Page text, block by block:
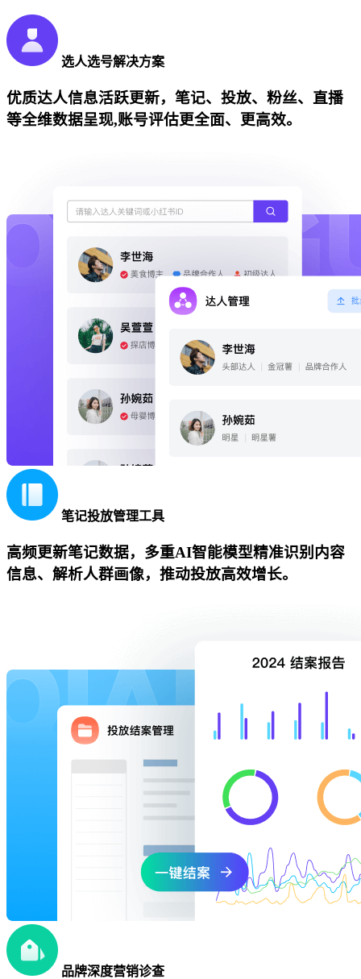
选人选号解决方案
优质达人信息活跃更新，笔记、投放、粉丝、直播
等全维数据呈现,账号评估更全面、更高效。
笔记投放管理工具
高频更新笔记数据，多重AI智能模型精准识别内容
信息、解析人群画像，推动投放高效增长。
品牌深度营销诊查